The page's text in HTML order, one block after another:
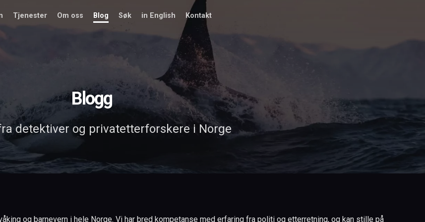
Tjenester Om oss Blog Søk in English Kontakt
Blogg
detektiver og privatetterforskere i Norge
og barnevern i hele Norge. Vi har bred kompetanse med erfaring fra politi og etterretning, og kan stille på